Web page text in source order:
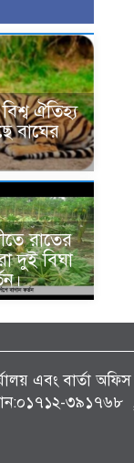
ঐতিহ্য
বাঘের
রাতের
দুই বিঘা
এবং বার্তা
৩৯১৭৬৮